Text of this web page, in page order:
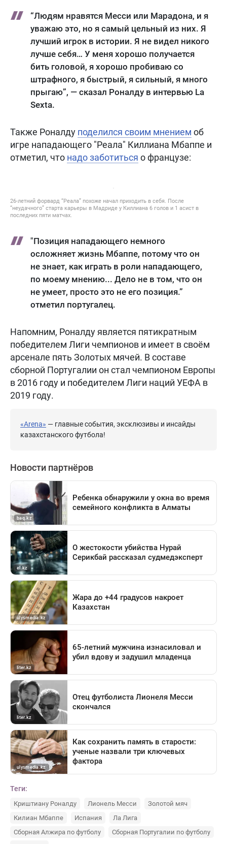
“Людям нравятся Месси или Марадона, и я
уважаю это, но я самый цельный из них. Я
лучший игрок в истории. Я не видел никого
лучше себя… У меня хорошо получается
бить головой, я хорошо пробиваю со
штрафного, я быстрый, я сильный, я много
прыгаю”, — сказал Роналду в интервью La
Sexta.
Также Роналду поделился своим мнением об
игре нападающего "Реала" Киллиана Мбаппе и
отметил, что надо заботиться о французе:
26-летний форвард “Реала” похоже начал приходить в себя. После
“неудачного” старта карьеры в Мадриде у Киллиана 6 голов и 1 асист в
последних пяти матчах.
"Позиция нападающего немного
осложняет жизнь Мбаппе, потому что он
не знает, как играть в роли нападающего,
по моему мнению... Дело не в том, что он
не умеет, просто это не его позиция.”
отметил португалец.
Напомним, Роналду является пятикратным
победителем Лиги чемпионов и имеет в своём
арсенале пять Золотых мячей. В составе
сборной Португалии он стал чемпионом Европы
в 2016 году и победителем Лиги наций УЕФА в
2019 году.
«Arena» — главные события, эксклюзивы и инсайды
казахстанского футбола!
Теги:
Криштиану Роналду Лионель Месси
Золотой мяч
Килиан Мбаппе
Испания
Ла Лига
Сборная Алжира по футболу
Сборная Португалии по футболу